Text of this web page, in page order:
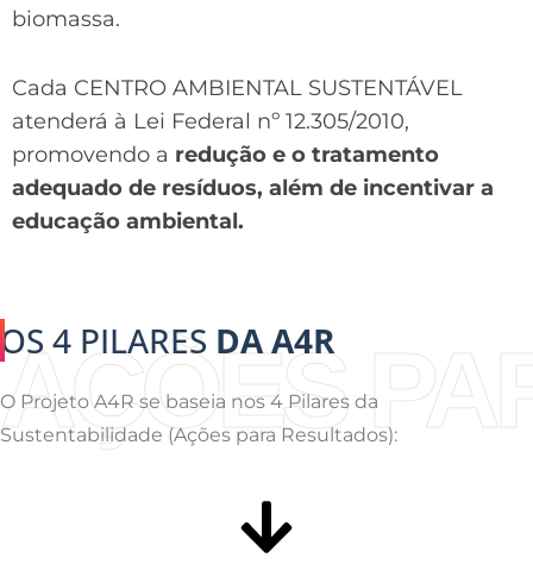
biomassa.
Cada CENTRO AMBIENTAL SUSTENTÁVEL
atenderá à Lei Federal nº 12.305/2010,
promovendo a redução e o tratamento
adequado de resíduos, além de incentivar a
educação ambiental.
AÇÕES
OS 4 PILARES DA A4R
O Projeto A4R se baseia nos 4 Pilares da
Sustentabilidade (Ações para Resultados):